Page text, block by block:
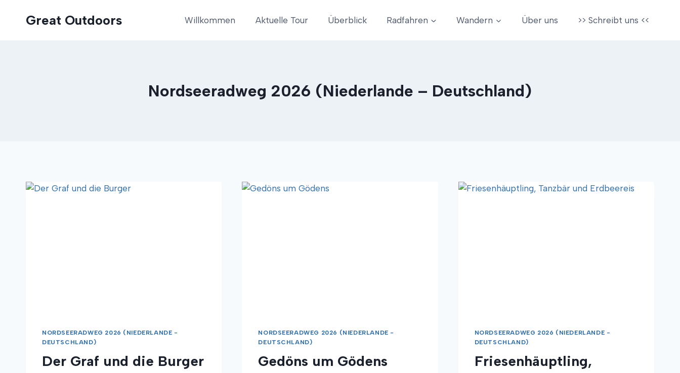
Great Outdoors Willkommen Aktuelle Tour Überblick Radfahren Wandern Über uns >> Schreibt uns <<
Nordseeradweg 2026 (Niederlande – Deutschland)
NORDSEERADWEG 2026 (NIEDERLANDE -
DEUTSCHLAND)
Der Graf und die Burger
NORDSEERADWEG 2026 (NIEDERLANDE -
DEUTSCHLAND)
Gedöns um Gödens
NORDSEERADWEG 2026 (NIEDERLANDE -
DEUTSCHLAND)
Friesenhäuptling,